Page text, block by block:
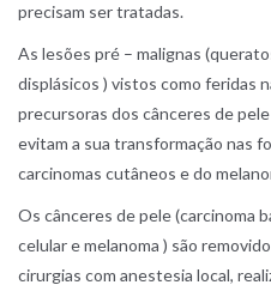
precisam ser tratadas.
As lesões pré – malignas
displásicos ) vistos como feridas
precursoras dos cânceres de
evitam a sua transformação nas
carcinomas cutâneos e do
Os cânceres de pele (carcinoma
celular e melanoma ) são
cirurgias com anestesia local,